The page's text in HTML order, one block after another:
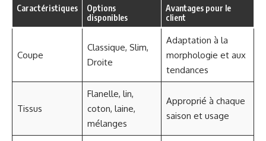
Caractéristiques
Options
disponibles
Avantages pour le
client
Coupe
Classique, Slim,
Droite
Adaptation à la
morphologie et aux
tendances
Tissus
Flanelle, lin,
coton, laine,
mélanges
Approprié à chaque
saison et usage